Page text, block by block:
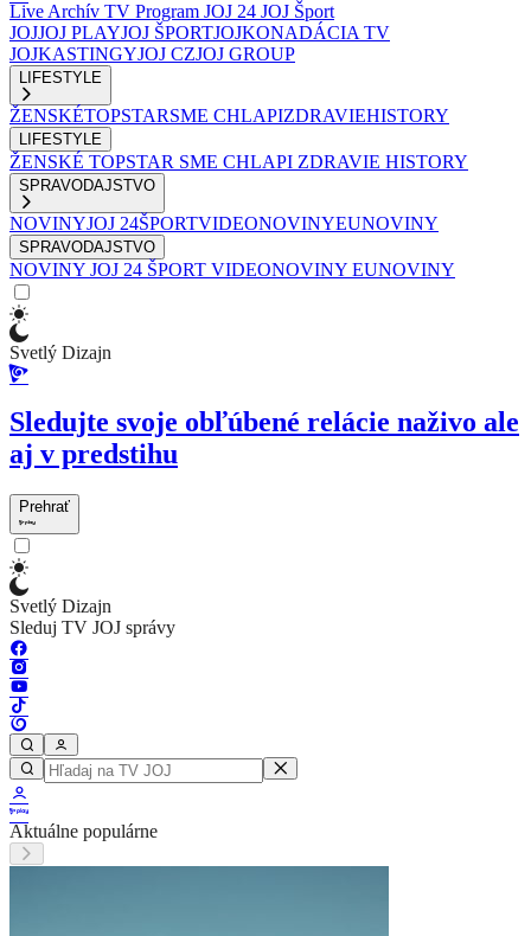
Live Archív TV Program JOJ 24 JOJ Šport
JOJJOJ PLAYJOJ ŠPORTJOJKONADÁCIA TV
JOJKASTINGYJOJ CZJOJ GROUP
LIFESTYLE
ŽENSKÉTOPSTARSME CHLAPIZDRAVIEHISTORY
LIFESTYLE
ŽENSKÉ TOPSTAR SME CHLAPI ZDRAVIE HISTORY
SPRAVODAJSTVO
NOVINYJOJ 24ŠPORTVIDEONOVINYEUNOVINY
SPRAVODAJSTVO
NOVINY JOJ 24 ŠPORT VIDEONOVINY EUNOVINY
Svetlý Dizajn
Sledujte svoje obľúbené relácie naživo ale
aj v predstihu
Prehrať
Svetlý Dizajn
Sleduj TV JOJ správy
Aktuálne populárne